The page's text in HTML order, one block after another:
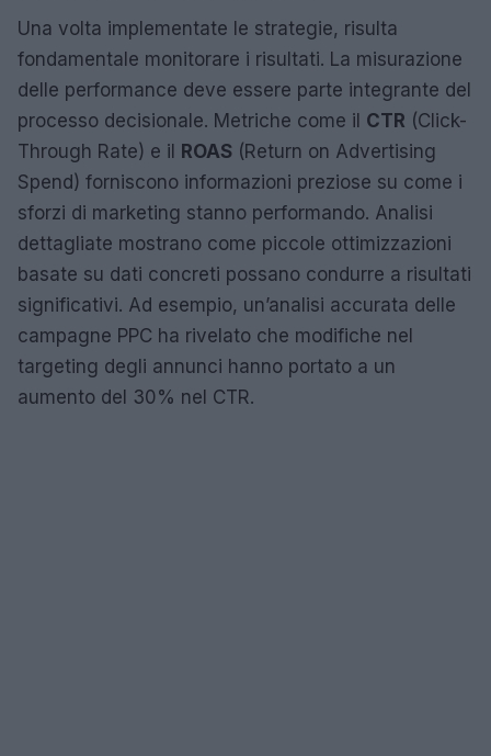
Una volta implementate le strategie, risulta
fondamentale monitorare i risultati. La misurazione
delle performance deve essere parte integrante del
processo decisionale. Metriche come il CTR (Click-
Through Rate) e il ROAS (Return on Advertising
Spend) forniscono informazioni preziose su come i
sforzi di marketing stanno performando. Analisi
dettagliate mostrano come piccole ottimizzazioni
basate su dati concreti possano condurre a risultati
significativi. Ad esempio, un’analisi accurata delle
campagne PPC ha rivelato che modifiche nel
targeting degli annunci hanno portato a un
aumento del 30% nel CTR.